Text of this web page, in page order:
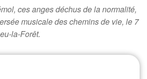
ces anges déchus de la normalité,
musicale des chemins de vie, le 7
la-Forêt.